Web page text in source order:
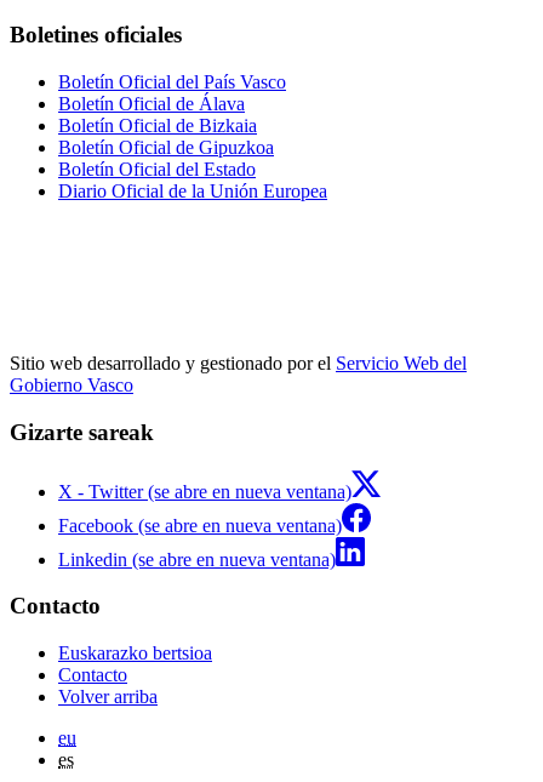
Boletines oficiales
Boletín Oficial del País Vasco
Boletín Oficial de Álava
Boletín Oficial de Bizkaia
Boletín Oficial de Gipuzkoa
Boletín Oficial del Estado
Diario Oficial de la Unión Europea
Sitio web desarrollado y gestionado por el Servicio Web del
Gobierno Vasco
Gizarte sareak
X - Twitter (se abre en nueva ventana)
Facebook (se abre en nueva ventana)
Linkedin (se abre en nueva ventana)
Contacto
Euskarazko bertsioa
Contacto
Volver arriba
eu
es